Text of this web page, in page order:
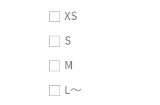
XS
S
M
L～